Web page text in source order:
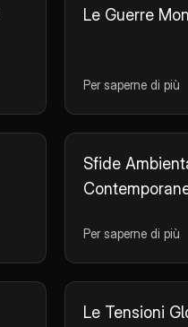
Le Guerre
Per saperne di più
Sfide
Per saperne di più
Le Tensioni